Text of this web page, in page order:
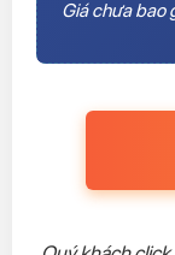
Giá chưa bao